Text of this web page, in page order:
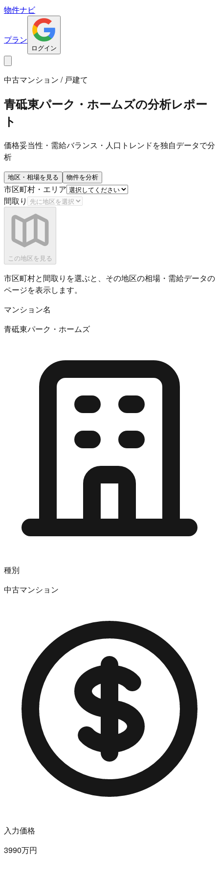
物件ナビ
プラン
ログイン
中古マンション / 戸建て
青砥東パーク・ホームズの分析レポー
ト
価格妥当性・需給バランス・人口トレンドを独自データで分
析
地区・相場を見る 物件を分析
市区町村・エリア
間取り
この地区を見る
市区町村と間取りを選ぶと、その地区の相場・需給データの
ページを表示します。
マンション名
青砥東パーク・ホームズ
種別
中古マンション
入力価格
3990万円